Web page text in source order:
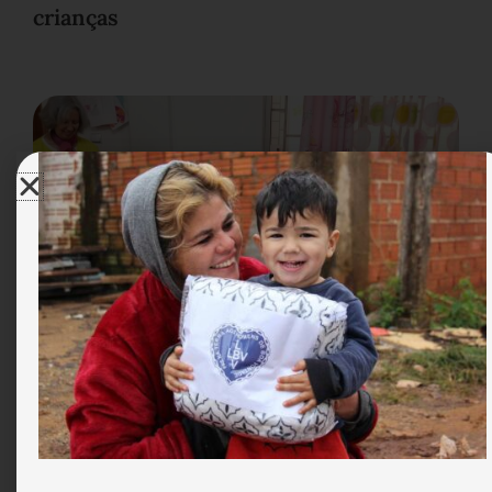
crianças
Semana da Criança da LBV na cidade de